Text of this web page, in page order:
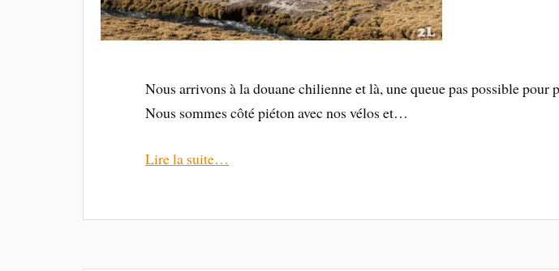
Nous arrivons à la douane chilienne et là, une queue pas possible pour
Nous sommes côté piéton avec nos vélos et…
Lire la suite…